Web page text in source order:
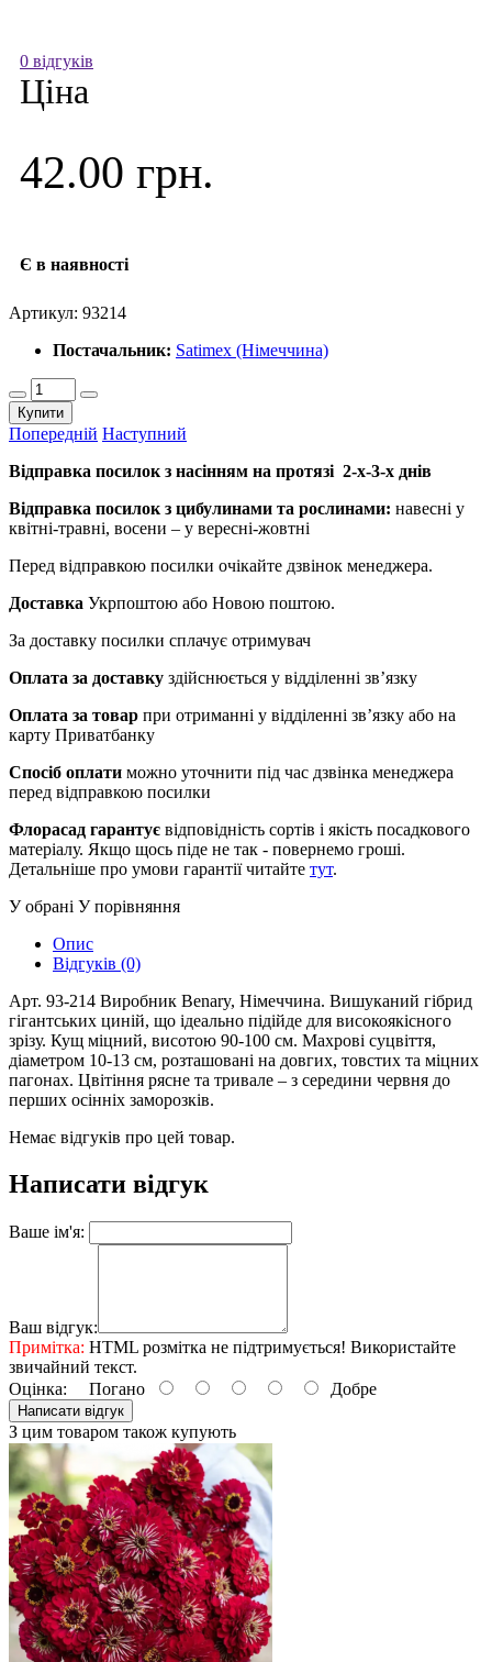
0 відгуків
Ціна
42.00 грн.
Є в наявності
Артикул: 93214
Постачальник: Satimex (Німеччина)
Купити
Попередній Наступний
Відправка посилок з насінням на протязі 2-х-3-х днів
Відправка посилок з цибулинами та рослинами: навесні у
квітні-травні, восени – у вересні-жовтні
Перед відправкою посилки очікайте дзвінок менеджера.
Доставка Укрпоштою або Новою поштою.
За доставку посилки сплачує отримувач
Оплата за доставку здійснюється у відділенні зв’язку
Оплата за товар при отриманні у відділенні зв’язку або на
карту Приватбанку
Спосіб оплати можно уточнити під час дзвінка менеджера
перед відправкою посилки
Флорасад гарантує відповідність сортів і якість посадкового
матеріалу. Якщо щось піде не так - повернемо гроші.
Детальніше про умови гарантії читайте тут.
У обрані У порівняння
Опис
Відгуків (0)
Арт. 93-214 Виробник Benary, Німеччина. Вишуканий гібрид
гігантських циній, що ідеально підійде для високоякісного
зрізу. Кущ міцний, висотою 90-100 см. Махрові суцвіття,
діаметром 10-13 см, розташовані на довгих, товстих та міцних
пагонах. Цвітіння рясне та тривале – з середини червня до
перших осінніх заморозків.
Немає відгуків про цей товар.
Написати відгук
Ваше ім'я:
Ваш відгук:
Примітка: HTML розмітка не підтримується! Використайте
звичайний текст.
Оцінка: Погано Добре
Написати відгук
З цим товаром також купують